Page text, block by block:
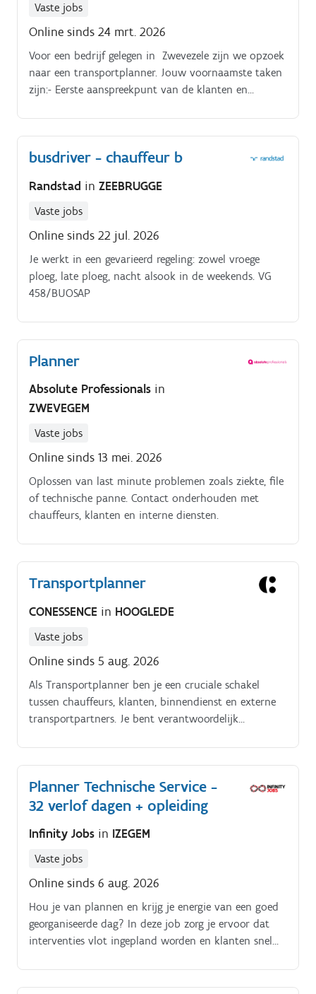
Vaste jobs
Online sinds 24 mrt. 2026
Voor een bedrijf gelegen in Zwevezele zijn we opzoek
naar een transportplanner. Jouw voornaamste taken
zijn:- Eerste aanspreekpunt van de klanten en
chauffeurs inplannen;- Werken met een
dispatchsysteem en deze opvolgen;- Zorgen dat de
busdriver - chauffeur b
Randstad in ZEEBRUGGE
Vaste jobs
Online sinds 22 jul. 2026
Je werkt in een gevarieerd regeling: zowel vroege
ploeg, late ploeg, nacht alsook in de weekends. VG
458/BUOSAP
Planner
Absolute Professionals in
ZWEVEGEM
Vaste jobs
Online sinds 13 mei. 2026
Oplossen van last minute problemen zoals ziekte, file
of technische panne. Contact onderhouden met
chauffeurs, klanten en interne diensten.
Transportplanner
CONESSENCE in HOOGLEDE
Vaste jobs
Online sinds 5 aug. 2026
Als Transportplanner ben je een cruciale schakel
tussen chauffeurs, klanten, binnendienst en externe
transportpartners. Je bent verantwoordelijk
België, Zuid Nederland en Noord Frankrijk.
Planner Technische Service -
32 verlof dagen + opleiding
Infinity Jobs in IZEGEM
Vaste jobs
Online sinds 6 aug. 2026
Hou je van plannen en krijg je energie van een goed
georganiseerde dag? In deze job zorg je ervoor dat
interventies vlot ingepland worden en klanten snel